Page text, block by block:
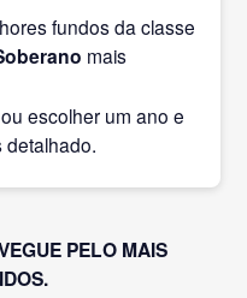
fundos da classe
mais
escolher um ano e
detalhado.
PELO MAIS